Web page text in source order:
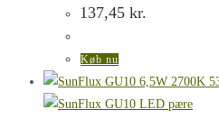
137,45 kr.
Køb nu